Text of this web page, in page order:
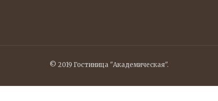
© 2019 Гостиница "Академическая".